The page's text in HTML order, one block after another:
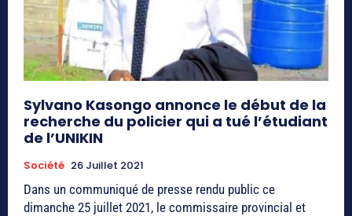
Sylvano Kasongo annonce le début de la
recherche du policier qui a tué l’étudiant
de l’UNIKIN
Société 26 Juillet 2021
Dans un communiqué de presse rendu public ce
dimanche 25 juillet 2021, le commissaire provincial et